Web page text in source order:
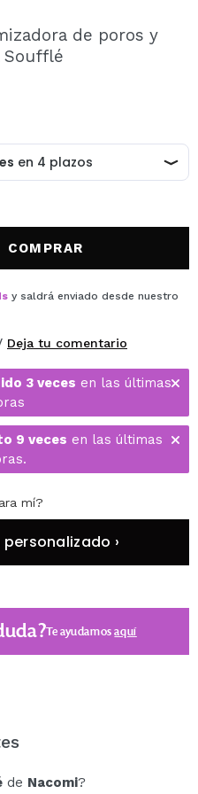
podrás realizar
el estado de tus
de poros y
Soufflé
COMPRAR
s y saldrá enviado desde nuestro
Deja tu comentario
3 veces en las últimas
9 veces en las últimas
mí?
›
Te ayudamosaquí
de Nacomi?